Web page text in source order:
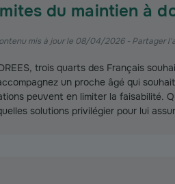
du maintien à
mis à jour le 08/04/2026- Partager
trois quarts des Français
un proche âgé qui
peuvent en limiter la faisabilité.
solutions privilégier pour lui